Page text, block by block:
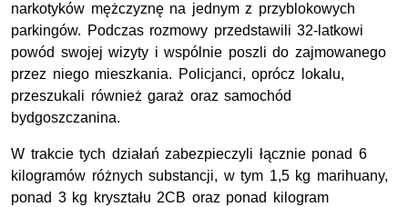
narkotyków mężczyznę na jednym z przyblokowych
parkingów. Podczas rozmowy przedstawili 32-latkowi
powód swojej wizyty i wspólnie poszli do zajmowanego
przez niego mieszkania. Policjanci, oprócz lokalu,
przeszukali również garaż oraz samochód
bydgoszczanina.
W trakcie tych działań zabezpieczyli łącznie ponad 6
kilogramów różnych substancji, w tym 1,5 kg marihuany,
ponad 3 kg kryształu 2CB oraz ponad kilogram